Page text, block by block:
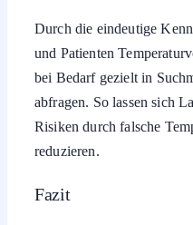
Durch die eindeutige
und Patienten
bei Bedarf gezielt in
abfragen. So lassen sich
Risiken durch falsche
reduzieren.
Fazit